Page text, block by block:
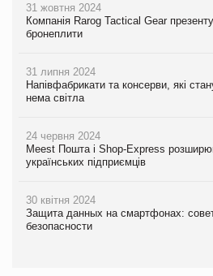
31 жовтня 2024
Компанія Rarog Tactical Gear
бронеплити
31 липня 2024
Напівфабрикати та консерви, які
нема світла
24 червня 2024
Meest Пошта і Shop-Express
українських підприємців
30 квітня 2024
Защита данных на смартфонах:
безопасности